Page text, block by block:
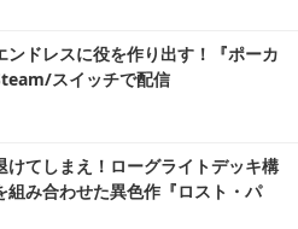
ンドレスに役を作り出す！『ポーカ
スイッチで配信
けてしまえ！ローグライトデッキ構
組み合わせた異色作『ロスト・パ